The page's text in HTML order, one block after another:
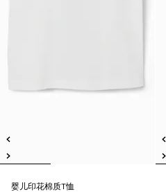
婴儿印花棉质T恤